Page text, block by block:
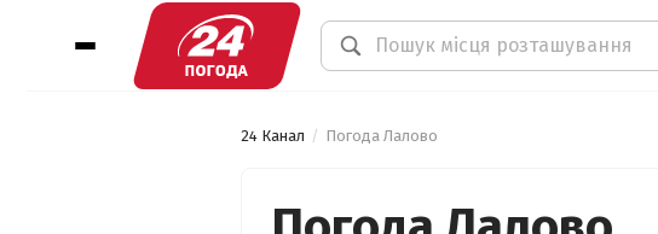
24 Канал Погода Лалово